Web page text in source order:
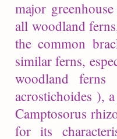
major
all woodland
the common
similar ferns,
woodland
acrostichoides ),
Camptosorus
for its